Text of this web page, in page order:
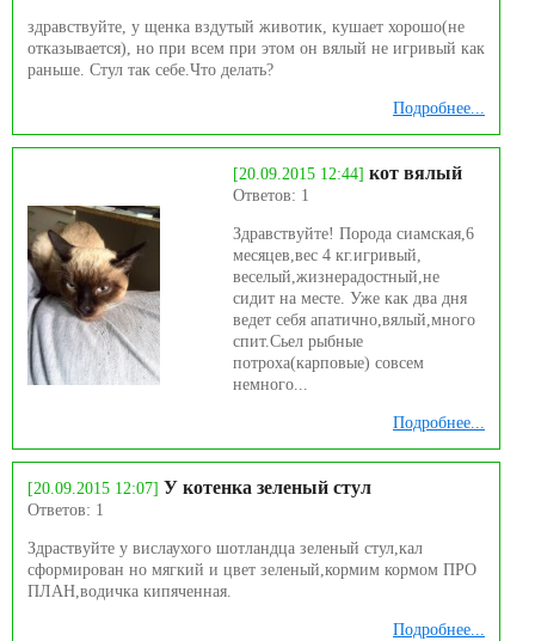
здравствуйте, у щенка вздутый животик, кушает хорошо(не
отказывается), но при всем при этом он вялый не игривый как
раньше. Стул так себе.Что делать?
Подробнее...
[20.09.2015 12:44] кот вялый
Ответов: 1
Здравствуйте! Порода сиамская,6
месяцев,вес 4 кг.игривый,
веселый,жизнерадостный,не
сидит на месте. Уже как два дня
ведет себя апатично,вялый,много
спит.Сьел рыбные
потроха(карповые) совсем
немного...
Подробнее...
[20.09.2015 12:07] У котенка зеленый стул
Ответов: 1
Здраствуйте у вислаухого шотландца зеленый стул,кал
сформирован но мягкий и цвет зеленый,кормим кормом ПРО
ПЛАН,водичка кипяченная.
Подробнее...